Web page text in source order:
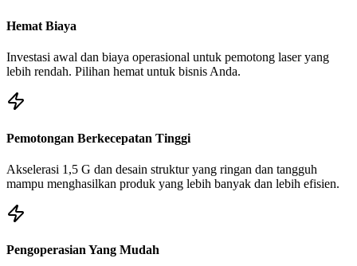
Hemat Biaya
Investasi awal dan biaya operasional untuk pemotong laser yang
lebih rendah. Pilihan hemat untuk bisnis Anda.
Pemotongan Berkecepatan Tinggi
Akselerasi 1,5 G dan desain struktur yang ringan dan tangguh
mampu menghasilkan produk yang lebih banyak dan lebih efisien.
Pengoperasian Yang Mudah